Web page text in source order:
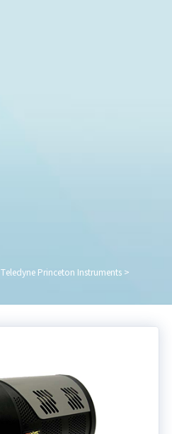
Teledyne Princeton Instruments >